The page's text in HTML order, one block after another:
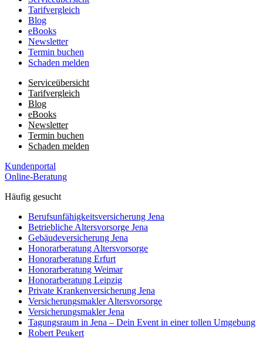
Tarifvergleich
Blog
eBooks
Newsletter
Termin buchen
Schaden melden
Serviceübersicht
Tarifvergleich
Blog
eBooks
Newsletter
Termin buchen
Schaden melden
Kundenportal
Online-Beratung
Häufig gesucht
Berufs­unfähigkeits­­versicherung Jena
Betriebliche Altersvorsorge Jena
Gebäudeversicherung Jena
Honorar­beratung Altersvorsorge
Honorar­beratung Erfurt
Honorar­beratung Weimar
Honorarberatung Leipzig
Private Kranken­­versicherung Jena
Versicherungsmakler Altersvorsorge
Versicherungs­makler Jena
Tagungsraum in Jena – Dein Event in einer tollen Umgebung
Robert Peukert